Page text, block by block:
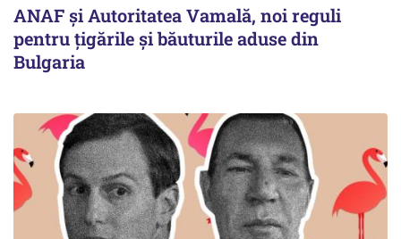
ANAF și Autoritatea Vamală, noi reguli
pentru țigările și băuturile aduse din
Bulgaria